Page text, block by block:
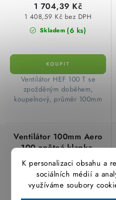
K personalizaci obsahu a
sociálních médií a
využíváme soubory
Skladem (6 ks)
1 408,59 Kč bez DPH
1 704,39 Kč
​ Ventilátor HEF 100 T se
zpožděným doběhem,
koupelnový, průměr 100mm
Ventilátor 100mm Aero
100 zpětná klapka,
kuličkové ložiska
Blauberg